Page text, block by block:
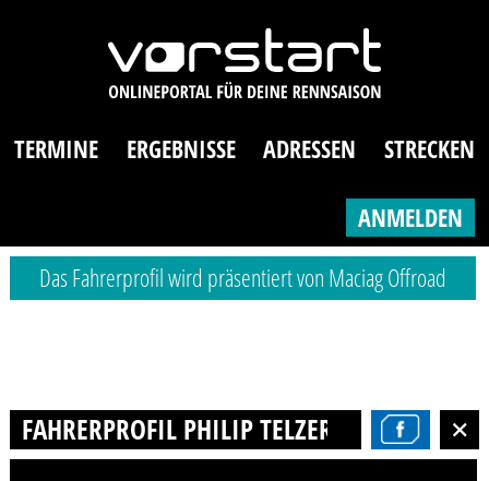
TERMINE ERGEBNISSE ADRESSEN STRECKEN
ANMELDEN
Das Fahrerprofil wird präsentiert von Maciag Offroad
FAHRERPROFIL PHILIP TELZEROW